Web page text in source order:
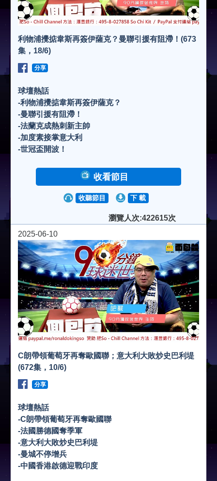
利物浦攪掂韋斯再簽伊薩克？曼聯引援有阻滯！(673
集，18/6)
分享
球壇熱話
-利物浦攪掂韋斯再簽伊薩克？
-曼聯引援有阻滯！
-法蘭克成熱刺新主帥
-加度素接掌意大利
-世冠盃開波！
收看節目
收聽節目 下 載
瀏覽人次:422615次
2025-06-10
C朗帶領葡萄牙再奪歐國聯；意大利大敗炒史巴利堤
(672集，10/6)
分享
球壇熱話
-C朗帶領葡萄牙再奪歐國聯
-法國勝德國奪季軍
-意大利大敗炒史巴利堤
-曼城不停增兵
-中國香港啟德迎戰印度